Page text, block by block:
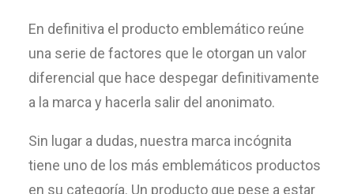
En definitiva el producto emblemático reúne
una serie de factores que le otorgan un valor
diferencial que hace despegar definitivamente
a la marca y hacerla salir del anonimato.
Sin lugar a dudas, nuestra marca incógnita
tiene uno de los más emblemáticos productos
en su categoría. Un producto que pese a estar